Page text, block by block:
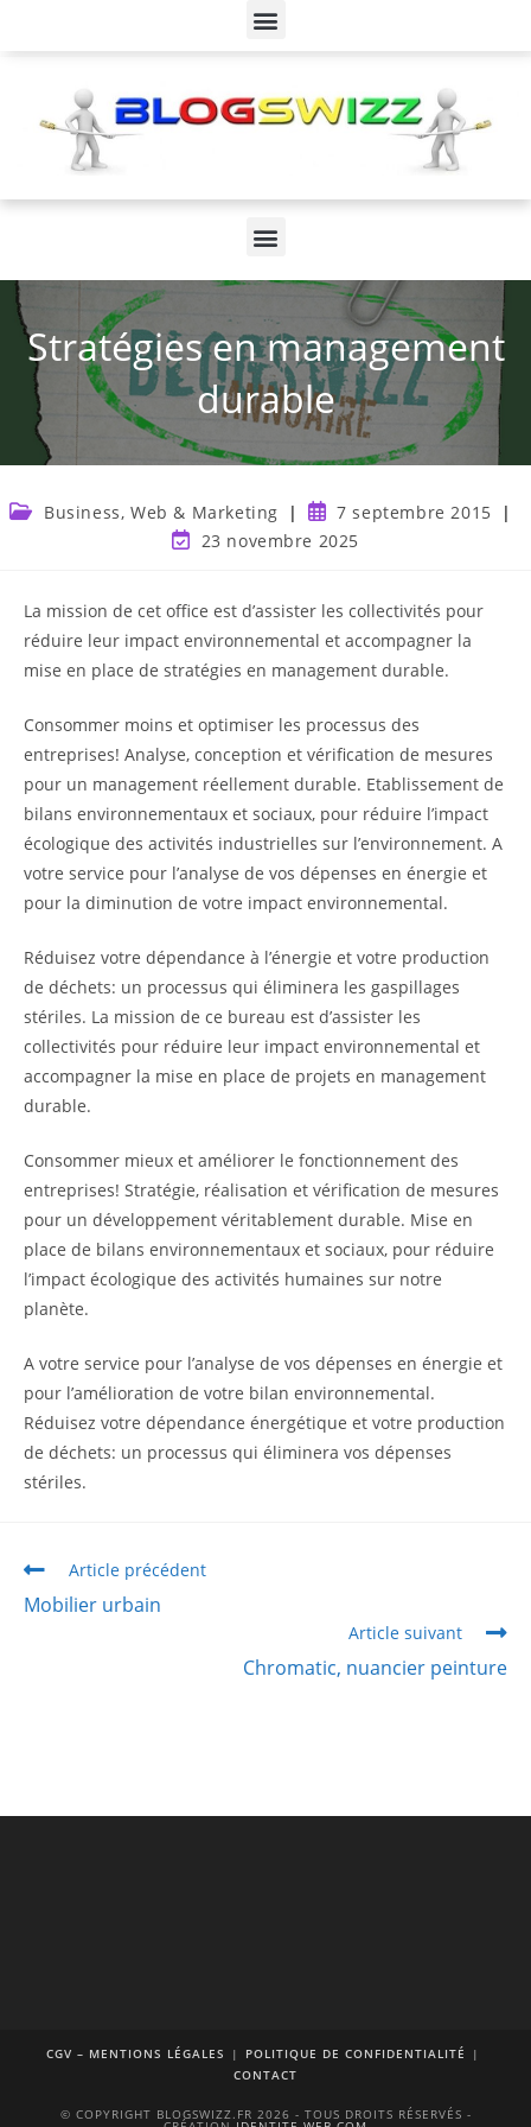
Stratégies en management
durable
Business, Web & Marketing
7 septembre 2015
23 novembre 2025
La mission de cet office est d’assister les collectivités pour
réduire leur impact environnemental et accompagner la
mise en place de stratégies en management durable.
Consommer moins et optimiser les processus des
entreprises! Analyse, conception et vérification de mesures
pour un management réellement durable. Etablissement de
bilans environnementaux et sociaux, pour réduire l’impact
écologique des activités industrielles sur l’environnement. A
votre service pour l’analyse de vos dépenses en énergie et
pour la diminution de votre impact environnemental.
Réduisez votre dépendance à l’énergie et votre production
de déchets: un processus qui éliminera les gaspillages
stériles. La mission de ce bureau est d’assister les
collectivités pour réduire leur impact environnemental et
accompagner la mise en place de projets en management
durable.
Consommer mieux et améliorer le fonctionnement des
entreprises! Stratégie, réalisation et vérification de mesures
pour un développement véritablement durable. Mise en
place de bilans environnementaux et sociaux, pour réduire
l’impact écologique des activités humaines sur notre
planète.
A votre service pour l’analyse de vos dépenses en énergie et
pour l’amélioration de votre bilan environnemental.
Réduisez votre dépendance énergétique et votre production
de déchets: un processus qui éliminera vos dépenses
stériles.
Article précédent
Mobilier urbain
Article suivant
Chromatic, nuancier peinture
CGV – MENTIONS LÉGALES
POLITIQUE DE CONFIDENTIALITÉ
CONTACT
© COPYRIGHT BLOGSWIZZ.FR 2026 - TOUS DROITS RÉSERVÉS -